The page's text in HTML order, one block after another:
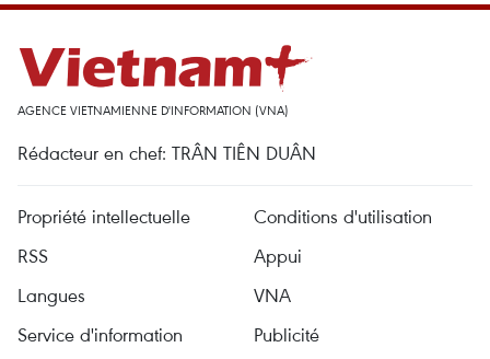
AGENCE VIETNAMIENNE D'INFORMATION (VNA)
Rédacteur en chef: TRÂN TIÊN DUÂN
Propriété intellectuelle
Conditions d'utilisation
RSS
Appui
Langues
VNA
Service d'information
Publicité